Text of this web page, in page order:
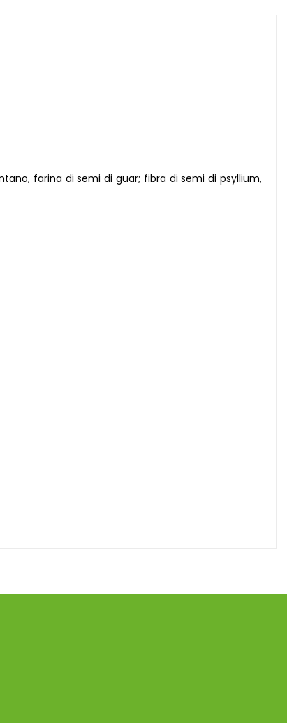
farina di semi di guar; fibra di semi di psyllium,